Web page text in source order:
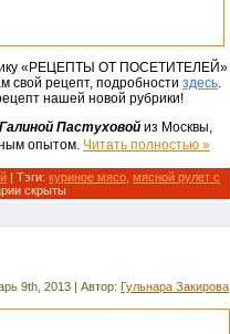
«РЕЦЕПТЫ ОТ ПОСЕТИТЕЛЕЙ»
рецепт, подробности здесь.
нашей новой рубрики!
Галиной Пастуховой из Москвы,
опытом. Читать полностью »
| Тэги: куриное мясо мясной рулет с
скрыты
9th, 2013 | Автор: Гульнара Закирова